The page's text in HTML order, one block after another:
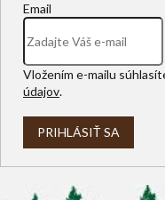
Email
Vložením e-mailu
údajov.
PRIHLÁSIŤ SA